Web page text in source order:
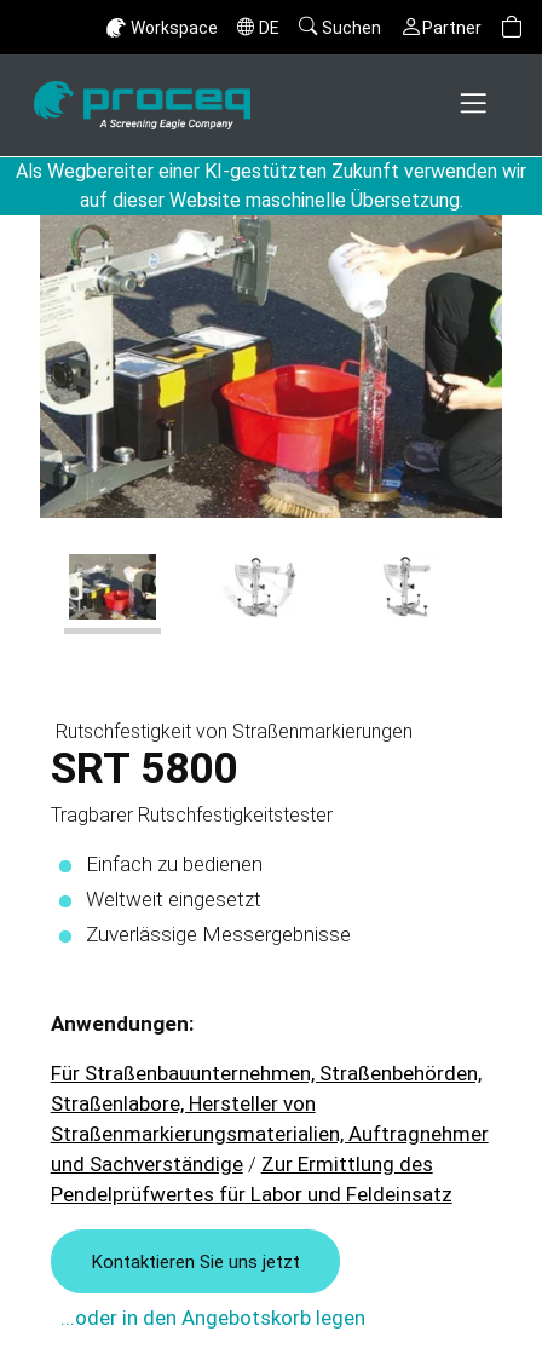
Workspace DE Suchen Partner
Als Wegbereiter einer KI-gestützten Zukunft verwenden wir
auf dieser Website maschinelle Übersetzung.
Rutschfestigkeit von Straßenmarkierungen
SRT 5800
Tragbarer Rutschfestigkeitstester
Einfach zu bedienen
Weltweit eingesetzt
Zuverlässige Messergebnisse
Anwendungen:
Für Straßenbauunternehmen, Straßenbehörden,
Straßenlabore, Hersteller von
Straßenmarkierungsmaterialien, Auftragnehmer
und Sachverständige/ Zur Ermittlung des
Pendelprüfwertes für Labor und Feldeinsatz
Kontaktieren Sie uns jetzt
...oder in den Angebotskorb legen